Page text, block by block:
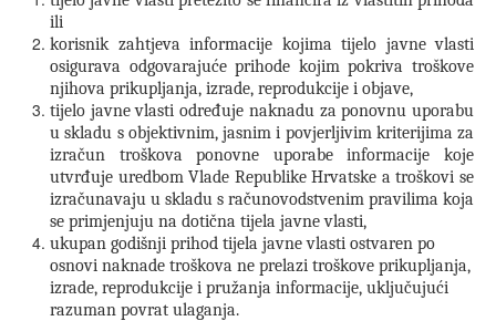
ili
korisnik zahtjeva informacije kojima tijelo javne vlasti
osigurava odgovarajuće prihode kojim pokriva troškove
njihova prikupljanja, izrade, reprodukcije i objave,
tijelo javne vlasti određuje naknadu za ponovnu uporabu
u skladu s objektivnim, jasnim i povjerljivim kriterijima za
izračun troškova ponovne uporabe informacije koje
utvrđuje uredbom Vlade Republike Hrvatske a troškovi se
izračunavaju u skladu s računovodstvenim pravilima koja
se primjenjuju na dotična tijela javne vlasti,
ukupan godišnji prihod tijela javne vlasti ostvaren po
osnovi naknade troškova ne prelazi troškove prikupljanja,
izrade, reprodukcije i pružanja informacije, uključujući
razuman povrat ulaganja.